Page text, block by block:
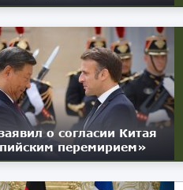
о согласии Китая
перемирием»